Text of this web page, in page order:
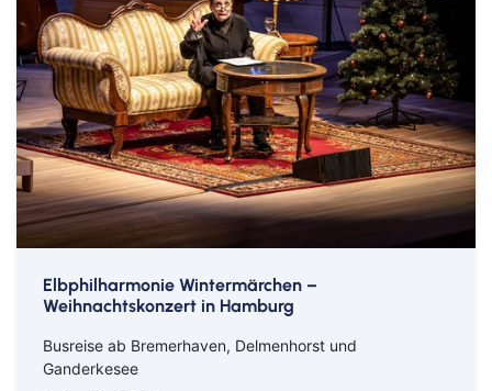
Elbphilharmonie Wintermärchen –
Weihnachtskonzert in Hamburg
Busreise ab Bremerhaven, Delmenhorst und
Ganderkesee